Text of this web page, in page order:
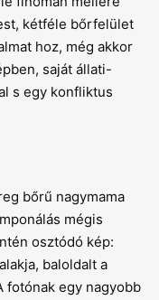
kétféle bőrfelület
hoz, még akkor
saját állati-
s egy konfliktus
bőrű nagymama
mégis
osztódó kép:
baloldalt a
fotónak egy nagyobb